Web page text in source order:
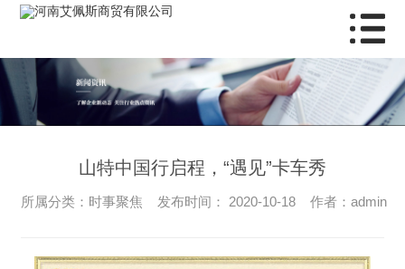
山特中国行启程，“遇见”卡车秀
所属分类：时事聚焦 发布时间： 2020-10-18 作者：admin